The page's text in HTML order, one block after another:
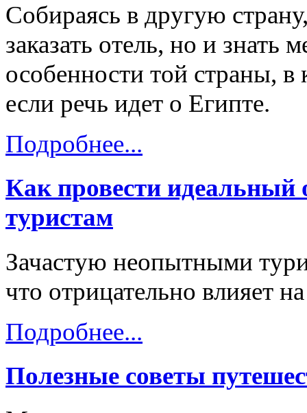
Собираясь в другую
заказать отель, но и
особенности той страны,
если речь идет о Египте.
Подробнее...
Как провести
туристам
Зачастую неопытными
что отрицательно влияет
Подробнее...
Полезные советы